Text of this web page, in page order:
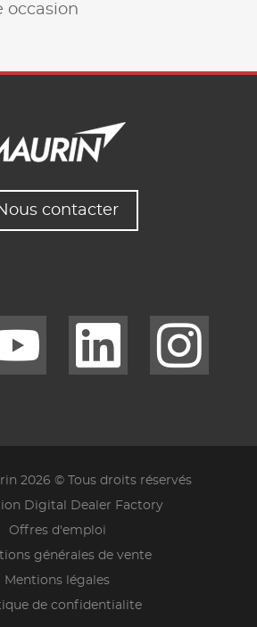
occasion
contacter
2026 © Tous droits réservés
Digital Dealer Factory
Offres d'emploi
générales de vente
Mentions légales
de confidentialite